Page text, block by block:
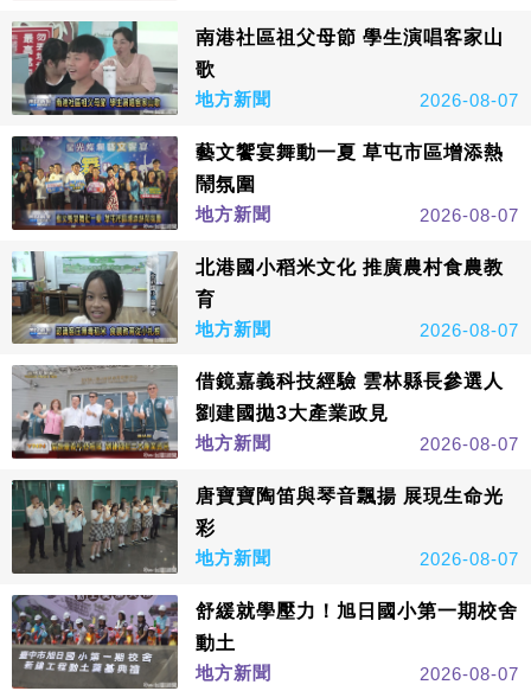
南港社區祖父母節 學生演唱客家山
歌
地方新聞
2026-08-07
藝文饗宴舞動一夏 草屯市區增添熱
鬧氛圍
地方新聞
2026-08-07
北港國小稻米文化 推廣農村食農教
育
地方新聞
2026-08-07
借鏡嘉義科技經驗 雲林縣長參選人
劉建國拋3大產業政見
地方新聞
2026-08-07
唐寶寶陶笛與琴音飄揚 展現生命光
彩
地方新聞
2026-08-07
舒緩就學壓力！旭日國小第一期校舍
動土
地方新聞
2026-08-07